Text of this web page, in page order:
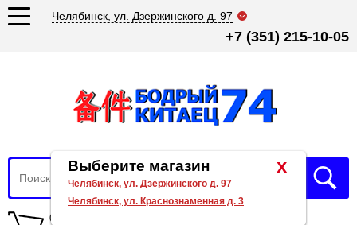
Челябинск, ул. Дзержинского д. 97
+7 (351) 215-10-05
0 товаров
x
Выберите магазин
Челябинск, ул. Дзержинского д. 97
Челябинск, ул. Краснознаменная д. 3